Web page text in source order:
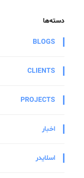
دسته‌ها
BLOGS
CLIENTS
PROJECTS
اخبار
اسلایدر